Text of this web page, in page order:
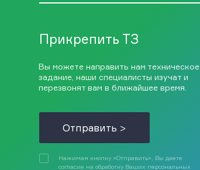
Прикрепить ТЗ
Вы можете направить нам техническое
задание, наши специалисты изучат и
перезвонят вам в ближайшее время.
Отправить >
Нажимая кнопку «Отправить», Вы даете
согласие на обработку Ваших персональных